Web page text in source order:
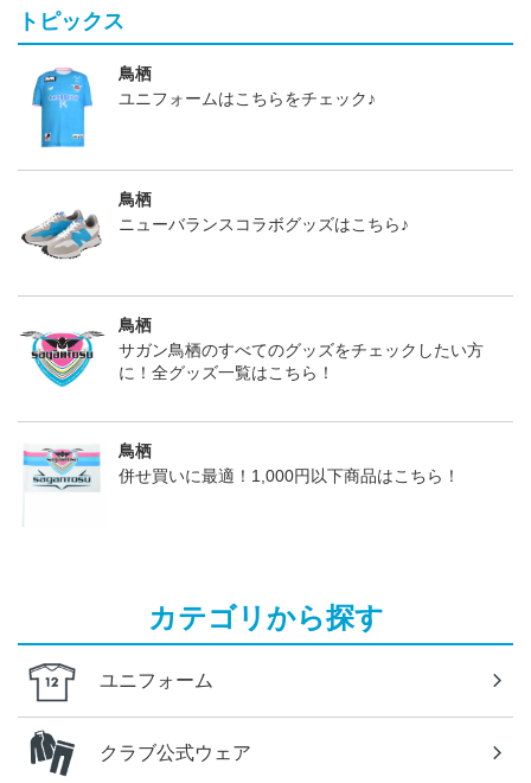
トピックス
鳥栖
ユニフォームはこちらをチェック♪
鳥栖
ニューバランスコラボグッズはこちら♪
鳥栖
サガン鳥栖のすべてのグッズをチェックしたい方
に！全グッズ一覧はこちら！
鳥栖
併せ買いに最適！1,000円以下商品はこちら！
カテゴリから探す
ユニフォーム
クラブ公式ウェア